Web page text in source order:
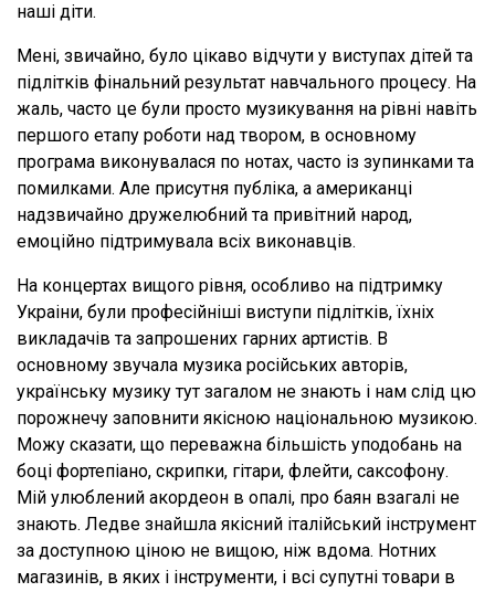
наші діти.
Мені, звичайно, було цікаво відчути у виступах дітей та
підлітків фінальний результат навчального процесу. На
жаль, часто це були просто музикування на рівні навіть
першого етапу роботи над твором, в основному
програма виконувалася по нотах, часто із зупинками та
помилками. Але присутня публіка, а американці
надзвичайно дружелюбний та привітний народ,
емоційно підтримувала всіх виконавців.
На концертах вищого рівня, особливо на підтримку
Украіни, були професійніші виступи підлітків, їхніх
викладачів та запрошених гарних артистів. В
основному звучала музика російських авторів,
українську музику тут загалом не знають і нам слід цю
порожнечу заповнити якісною національною музикою.
Можу сказати, що переважна більшість уподобань на
боці фортепіано, скрипки, гітари, флейти, саксофону.
Мій улюблений акордеон в опалі, про баян взагалі не
знають. Ледве знайшла якісний італійський інструмент
за доступною ціною не вищою, ніж вдома. Нотних
магазинів, в яких і інструменти, і всі супутні товари в